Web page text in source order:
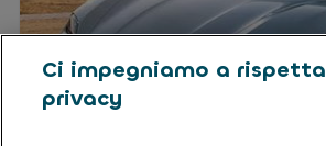
Ci impegniamo a
privacy